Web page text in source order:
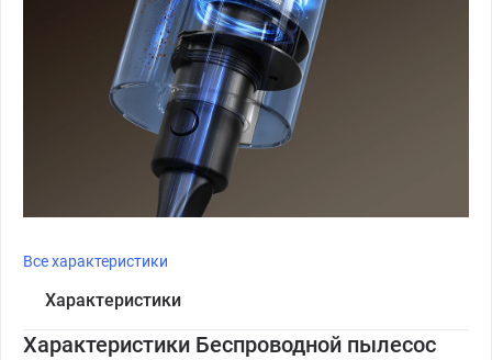
Все характеристики
Характеристики
Характеристики Беспроводной пылесос